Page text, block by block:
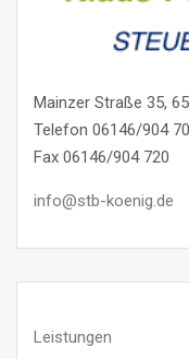
Mainzer Straße 35,
Telefon 06146/904 70
Fax 06146/904 720
info@stb-koenig.de
Leistungen